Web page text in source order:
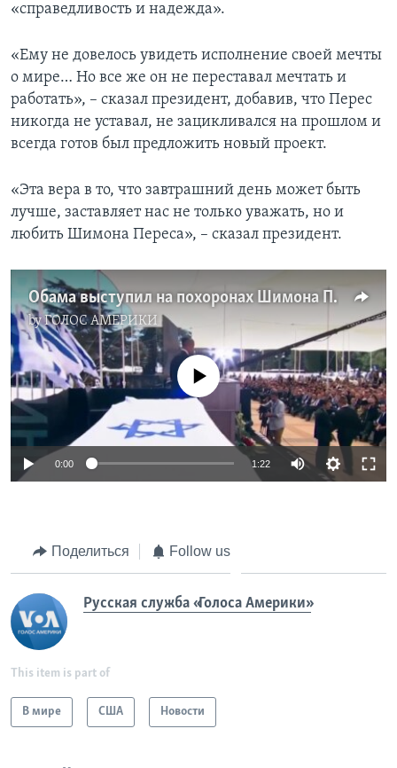
«справедливость и надежда».
«Ему не довелось увидеть исполнение своей мечты
о мире… Но все же он не переставал мечтать и
работать», – сказал президент, добавив, что Перес
никогда не уставал, не зацикливался на прошлом и
всегда готов был предложить новый проект.
«Эта вера в то, что завтрашний день может быть
лучше, заставляет нас не только уважать, но и
любить Шимона Переса», – сказал президент.
Обама выступил на похоронах Шимона Переса
byГОЛОС АМЕРИКИ
No media source currently available
0:00 1:22
Поделиться Follow us
Русская служба «Голоса Америки»
This item is part of
В мире США Новости